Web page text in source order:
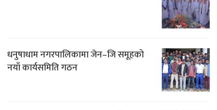
धनुषाधाम नगरपालिकामा जेन–जि समूहको
नयाँ कार्यसमिति गठन